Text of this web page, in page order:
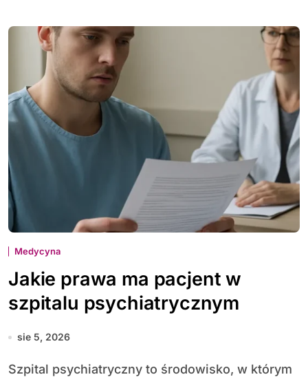
Medycyna
Jakie prawa ma pacjent w
szpitalu psychiatrycznym
sie 5, 2026
Szpital psychiatryczny to środowisko, w którym